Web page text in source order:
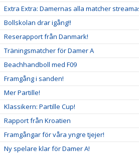
Extra Extra: Damernas alla matcher
Bollskolan drar igång!!
Reserapport från Danmark!
Träningsmatcher för Damer A
Beachhandboll med F09
Framgång i sanden!
Mer Partille!
Klassikern: Partille Cup!
Rapport från Kroatien
Framgångar för våra yngre tjejer!
Ny spelare klar för Damer A!